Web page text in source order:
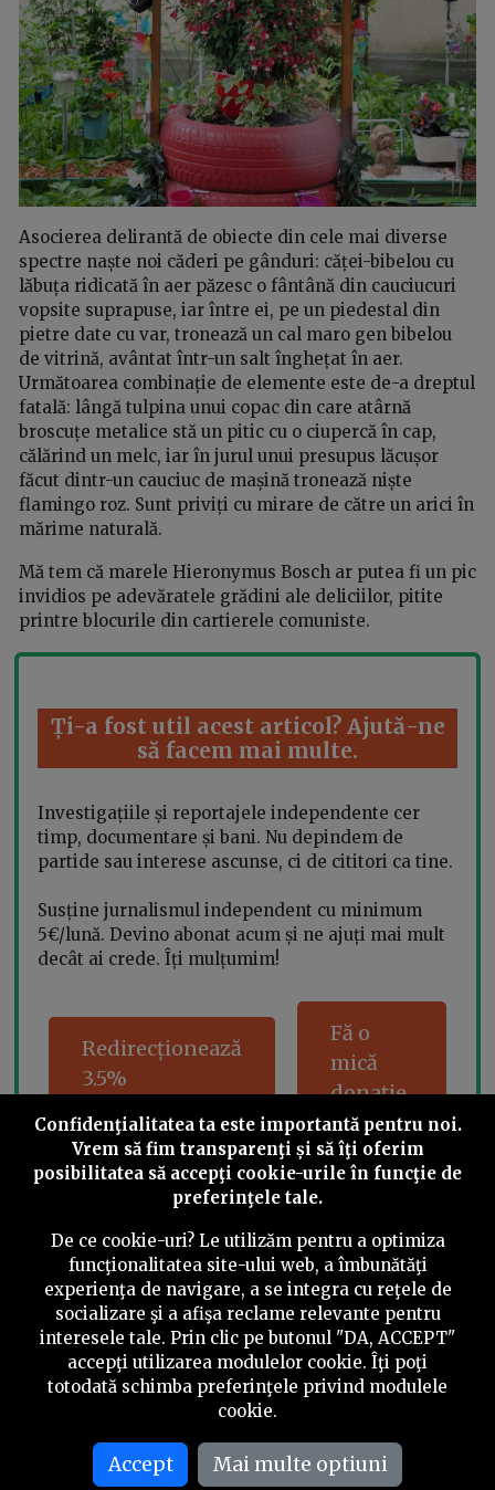
Asocierea delirantă de obiecte din cele mai diverse
spectre naște noi căderi pe gânduri: căței-bibelou cu
lăbuța ridicată în aer păzesc o fântână din cauciucuri
vopsite suprapuse, iar între ei, pe un piedestal din
pietre date cu var, tronează un cal maro gen bibelou
de vitrină, avântat într-un salt înghețat în aer.
Următoarea combinație de elemente este de-a dreptul
fatală: lângă tulpina unui copac din care atârnă
broscuțe metalice stă un pitic cu o ciupercă în cap,
călărind un melc, iar în jurul unui presupus lăcușor
făcut dintr-un cauciuc de mașină tronează niște
flamingo roz. Sunt priviți cu mirare de către un arici în
mărime naturală.
Mă tem că marele Hieronymus Bosch ar putea fi un pic
invidios pe adevăratele grădini ale deliciilor, pitite
printre blocurile din cartierele comuniste.
Ți-a fost util acest articol? Ajută-ne
să facem mai multe.
Investigațiile și reportajele independente cer
timp, documentare și bani. Nu depindem de
partide sau interese ascunse, ci de cititori ca tine.
Susține jurnalismul independent cu minimum
5€/lună. Devino abonat acum și ne ajuți mai mult
decât ai crede. Îți mulțumim!
Redirecționează
3.5%
Fă o
mică
donație
Share this
©2026PressOne.ro
RSSNewslettereDespre noiPolitica editorială
Politica de verificare a conținutului
Termeni și condiții
Confidenţialitatea ta este importantă pentru noi.
Vrem să fim transparenţi și să îţi oferim
posibilitatea să accepţi cookie-urile în funcţie de
preferinţele tale.
De ce cookie-uri? Le utilizăm pentru a optimiza
funcţionalitatea site-ului web, a îmbunătăţi
experienţa de navigare, a se integra cu reţele de
socializare şi a afişa reclame relevante pentru
interesele tale. Prin clic pe butonul "DA, ACCEPT"
accepţi utilizarea modulelor cookie. Îţi poţi
totodată schimba preferinţele privind modulele
cookie.
Accept Mai multe optiuni